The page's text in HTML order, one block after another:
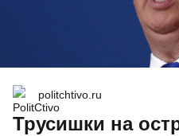
politchtivo.ru
Трусишки на